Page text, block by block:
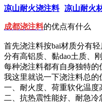
凉山耐火浇注料 凉山耐火
成都浇注料的优点有什么
首先浇注料按bai材质分有
分有高铝质、黏dao土质、
每种浇注料都有自身独特的
我这里就说一下浇注料总的
一、耐火度、荷重软化温度
二、抗热震性能好、耐急冷